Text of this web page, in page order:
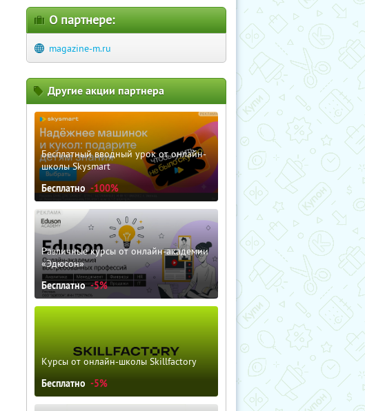
О партнере:
magazine-m.ru
Другие акции партнера
Бесплатный вводный урок от онлайн-
школы Skysmart
Бесплатно -100%
Различные курсы от онлайн-академии
«Эдюсон»
Бесплатно -5%
Курсы от онлайн-школы Skillfactory
Бесплатно -5%